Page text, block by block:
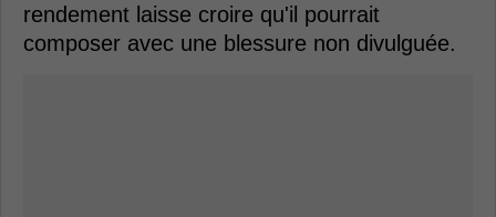
rendement laisse croire qu'il pourrait
composer avec une blessure non divulguée.